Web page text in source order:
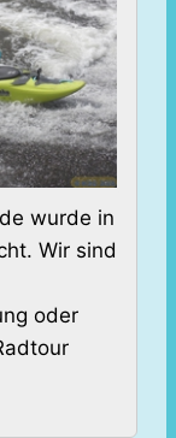
wurde in
Wir sind
oder